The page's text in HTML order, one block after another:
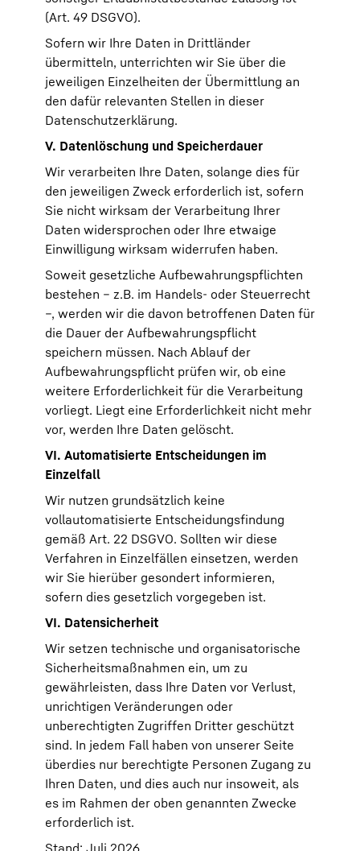
(Art. 49 DSGVO).
Sofern wir Ihre Daten in Drittländer
übermitteln, unterrichten wir Sie über die
jeweiligen Einzelheiten der Übermittlung an
den dafür relevanten Stellen in dieser
Datenschutzerklärung.
V. Datenlöschung und Speicherdauer
Wir verarbeiten Ihre Daten, solange dies für
den jeweiligen Zweck erforderlich ist, sofern
Sie nicht wirksam der Verarbeitung Ihrer
Daten widersprochen oder Ihre etwaige
Einwilligung wirksam widerrufen haben.
Soweit gesetzliche Aufbewahrungspflichten
bestehen – z.B. im Handels- oder Steuerrecht
–, werden wir die davon betroffenen Daten für
die Dauer der Aufbewahrungspflicht
speichern müssen. Nach Ablauf der
Aufbewahrungspflicht prüfen wir, ob eine
weitere Erforderlichkeit für die Verarbeitung
vorliegt. Liegt eine Erforderlichkeit nicht mehr
vor, werden Ihre Daten gelöscht.
VI. Automatisierte Entscheidungen im
Einzelfall
Wir nutzen grundsätzlich keine
vollautomatisierte Entscheidungsfindung
gemäß Art. 22 DSGVO. Sollten wir diese
Verfahren in Einzelfällen einsetzen, werden
wir Sie hierüber gesondert informieren,
sofern dies gesetzlich vorgegeben ist.
VI. Datensicherheit
Wir setzen technische und organisatorische
Sicherheitsmaßnahmen ein, um zu
gewährleisten, dass Ihre Daten vor Verlust,
unrichtigen Veränderungen oder
unberechtigten Zugriffen Dritter geschützt
sind. In jedem Fall haben von unserer Seite
überdies nur berechtigte Personen Zugang zu
Ihren Daten, und dies auch nur insoweit, als
es im Rahmen der oben genannten Zwecke
erforderlich ist.
Stand: Juli 2026